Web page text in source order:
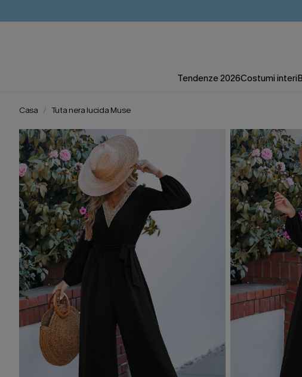
Tendenze 2026Costumi interi
Casa Tuta nera lucida Muse